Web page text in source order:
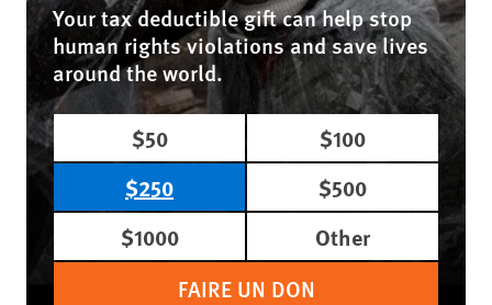
Your tax deductible gift can help stop
human rights violations and save lives
around the world.
$50
$100
$250
$500
$1000
Other
FAIRE UN DON